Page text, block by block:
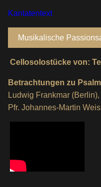
Kantatentext
Musikalische
Cellosolostücke von:
Betrachtungen zu
Ludwig Frankmar
Pfr. Johannes-Martin